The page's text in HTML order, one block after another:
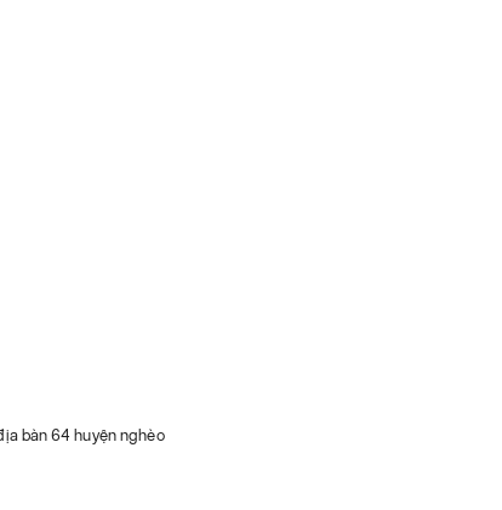
bàn 64 huyện nghèo